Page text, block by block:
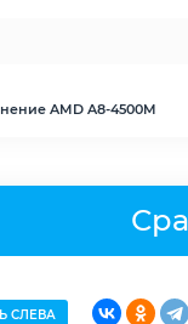
AMD A8-4500M
СЛЕВА